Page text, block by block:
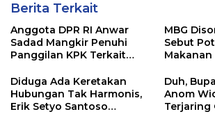
Berita Terkait
Anggota DPR RI Anwar
Sadad Mangkir Penuhi
Panggilan KPK Terkait
Pemprov Jatim
MBG
Sebut
Makanan
Diduga Ada Keretakan
Hubungan Tak Harmonis,
Erik Setyo Santoso
Duh,
Anom
Terjaring